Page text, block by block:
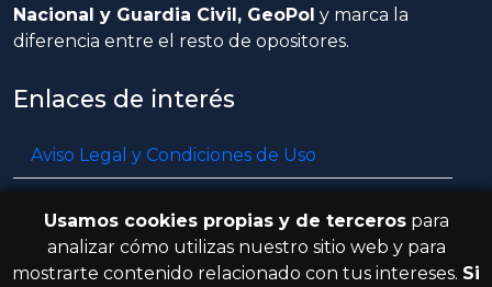
Nacional y Guardia Civil, GeoPol y marca la
diferencia entre el resto de opositores.
Enlaces de interés
Aviso Legal y Condiciones de Uso
Política de cookies
Usamos cookies propias y de tercerospara
analizar cómo utilizas nuestro sitio web y para
mostrarte contenido relacionado con tus intereses. Si